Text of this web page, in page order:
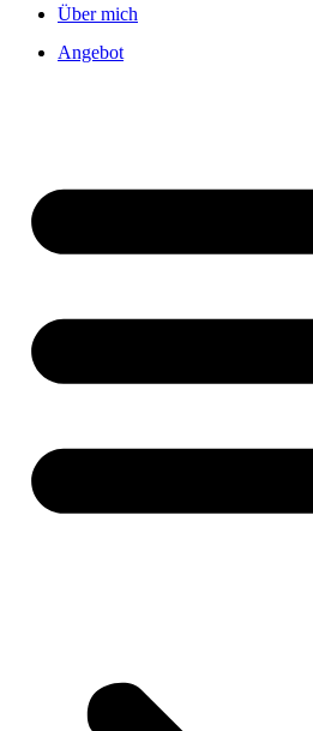
Über mich
Angebot